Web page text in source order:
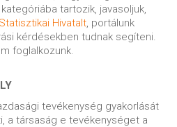
tartozik, javasoljuk,
Hivatalt , portálunk
kérdésekben tudnak segíteni.
foglalkozunk.
tevékenység gyakorlását
a társaság e tevékenységet a